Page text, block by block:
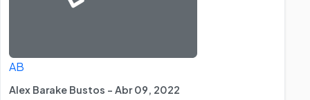
AB
Alex Barake Bustos - Abr 09, 2022